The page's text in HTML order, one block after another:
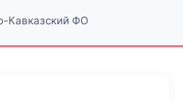
Кавказский ФО